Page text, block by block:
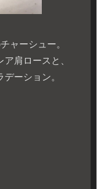
ャーシュー。
肩ロースと、
ーション。